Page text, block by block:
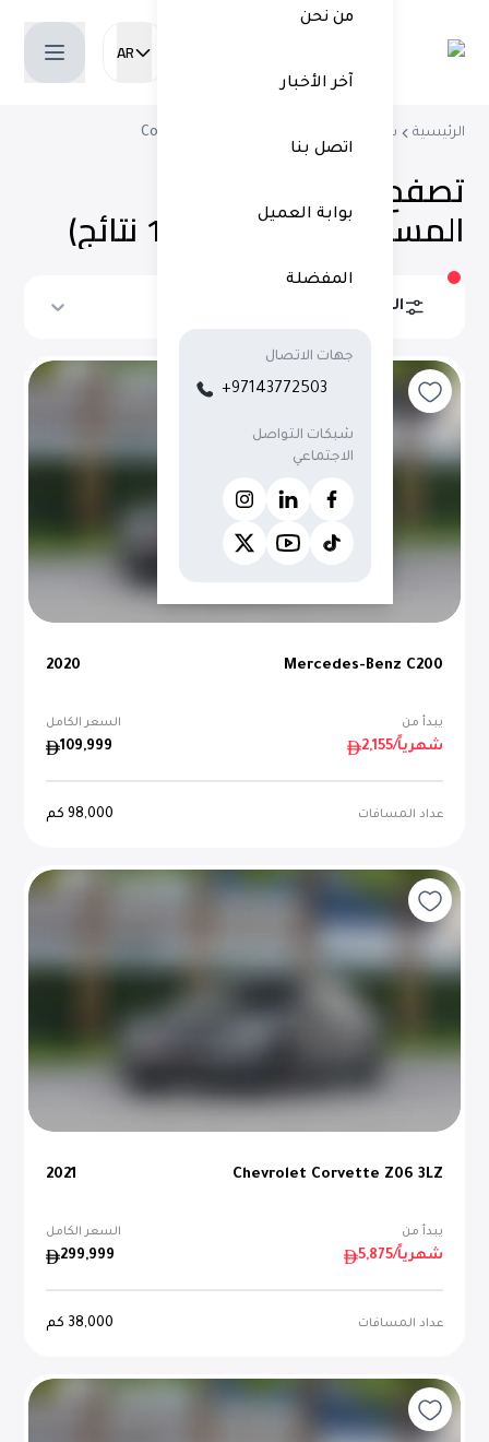
AR
Current language:
من نحن
آخر الأخبار
اتصل بنا
بوابة العميل
المفضلة
جهات الاتصال
+97143772503
شبكات التواصل
الاجتماعي
الرئيسية شراء سيارات مستعملة
تصفح جميع السيارات
المستعملةفي دبي 13 نتائج )
الفلاتر
Mercedes-Benz C200
2020
يبدأ من السعر الكامل
2,155 /شهرياً 109,999
عداد المسافات 98,000 كم
Chevrolet Corvette Z06 3LZ
2021
يبدأ من السعر الكامل
5,875 /شهرياً 299,999
عداد المسافات 38,000 كم